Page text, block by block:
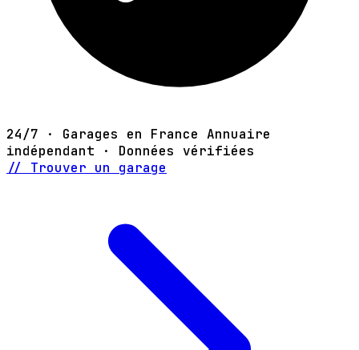
24/7 · Garages en France Annuaire
indépendant · Données vérifiées
// Trouver un garage